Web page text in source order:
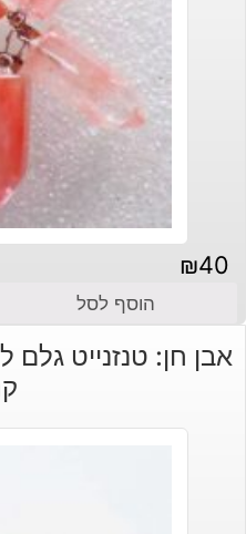
₪40
הוסף לסל